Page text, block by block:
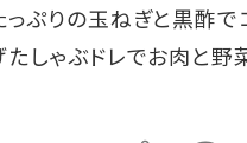
ぷりの玉ねぎと黒酢で
しゃぶドレでお肉と野